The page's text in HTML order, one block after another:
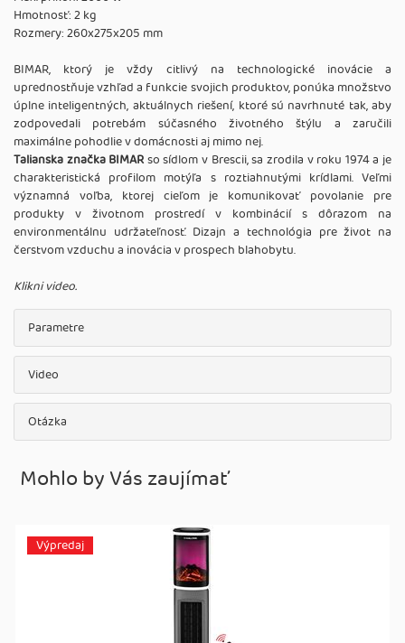
Hmotnosť: 2 kg
Rozmery: 260x275x205 mm
BIMAR, ktorý je vždy citlivý na technologické inovácie a
uprednostňuje vzhľad a funkcie svojich produktov, ponúka množstvo
úplne inteligentných, aktuálnych riešení, ktoré sú navrhnuté tak, aby
zodpovedali potrebám súčasného životného štýlu a zaručili
maximálne pohodlie v domácnosti aj mimo nej.
Talianska značka BIMARso sídlom v Brescii, sa zrodila v roku 1974 a je
charakteristická profilom motýľa s roztiahnutými krídlami. Veľmi
významná voľba, ktorej cieľom je komunikovať povolanie pre
produkty v životnom prostredí v kombinácií s dôrazom na
environmentálnu udržateľnosť. Dizajn a technológia pre život na
čerstvom vzduchu a inovácia v prospech blahobytu.
Klikni video.
Parametre
Video
Otázka
Mohlo by Vás zaujímať
Výpredaj